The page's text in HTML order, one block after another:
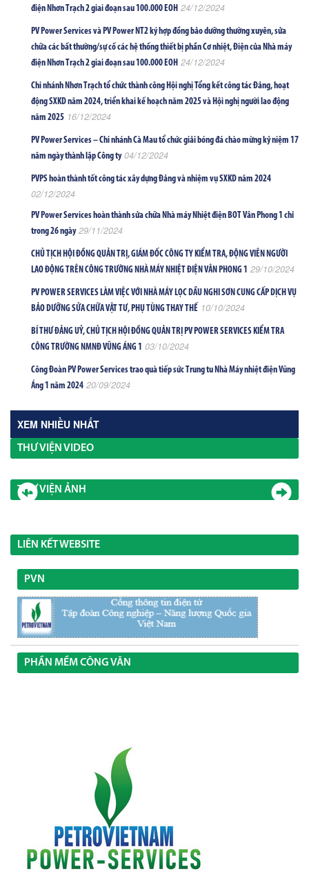
điện Nhơn Trạch 2 giai đoạn sau 100.000 EOH 24/12/2024
PV Power Services và PV Power NT2 ký hợp đồng bảo dưỡng thường xuyên, sửa
chữa các bất thường/sự cố các hệ thống thiết bị phần Cơ nhiệt, Điện của Nhà máy
điện Nhơn Trạch 2 giai đoạn sau 100.000 EOH 24/12/2024
Chi nhánh Nhơn Trạch tổ chức thành công Hội nghị Tổng kết công tác Đảng, hoạt
động SXKD năm 2024, triển khai kế hoạch năm 2025 và Hội nghị người lao động
năm 2025 16/12/2024
PV Power Services – Chi nhánh Cà Mau tổ chức giải bóng đá chào mừng kỷ niệm 17
năm ngày thành lập Công ty 04/12/2024
PVPS hoàn thành tốt công tác xây dựng Đảng và nhiệm vụ SXKD năm 2024
02/12/2024
PV Power Services hoàn thành sửa chữa Nhà máy Nhiệt điện BOT Vân Phong 1 chỉ
trong 26 ngày 29/11/2024
CHỦ TỊCH HỘI ĐỒNG QUẢN TRỊ, GIÁM ĐỐC CÔNG TY KIỂM TRA, ĐỘNG VIÊN NGƯỜI
LAO ĐỘNG TRÊN CÔNG TRƯỜNG NHÀ MÁY NHIỆT ĐIỆN VÂN PHONG 1 29/10/2024
PV POWER SERVICES LÀM VIỆC VỚI NHÀ MÁY LỌC DẦU NGHI SƠN CUNG CẤP DỊCH VỤ
BẢO DƯỠNG SỬA CHỮA VẬT TƯ, PHỤ TÙNG THAY THẾ 10/10/2024
BÍ THƯ ĐẢNG UỶ, CHỦ TỊCH HỘI ĐỒNG QUẢN TRỊ PV POWER SERVICES KIỂM TRA
CÔNG TRƯỜNG NMNĐ VŨNG ÁNG 1 03/10/2024
Công Đoàn PV Power Services trao quà tiếp sức Trung tu Nhà Máy nhiệt điện Vũng
Áng 1 năm 2024 20/09/2024
XEM NHIỀU NHẤT
THƯ VIỆN VIDEO
THƯ VIỆN ẢNH
LIÊN KẾT WEBSITE
PVN
PHẦN MỀM CÔNG VĂN